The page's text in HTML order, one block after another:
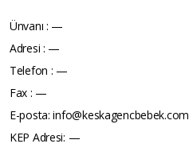
Ünvanı : —
Adresi : —
Telefon : —
Fax : —
E-posta: info@keskagencbebek.com
KEP Adresi: —